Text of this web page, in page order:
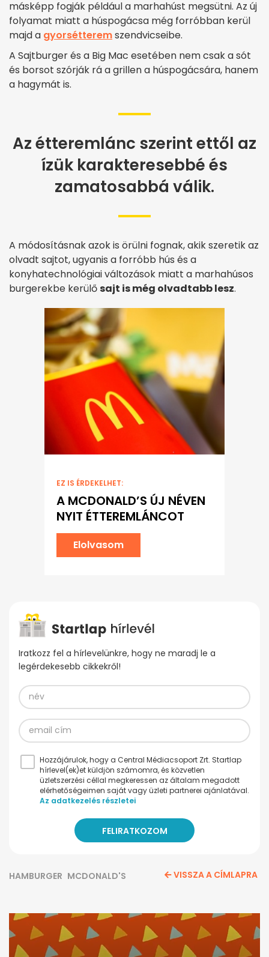
másképp fogják például a marhahúst megsütni. Az új
folyamat miatt a húspogácsa még forróbban kerül
majd a gyorsétteremszendvicseibe.
A Sajtburger és a Big Mac esetében nem csak a sót
és borsot szórják rá a grillen a húspogácsára, hanem
a hagymát is.
Az étteremlánc szerint ettől az
ízük karakteresebbé és
zamatosabbá válik.
A módosításnak azok is örülni fognak, akik szeretik az
olvadt sajtot, ugyanis a forróbb hús és a
konyhatechnológiai változások miatt a marhahúsos
burgerekbe kerülő sajt is még olvadtabb lesz.
EZ IS ÉRDEKELHET:
A MCDONALD’S ÚJ NÉVEN
NYIT ÉTTEREMLÁNCOT
Elolvasom
Iratkozz fel a hírlevelünkre, hogy ne maradj le a
legérdekesebb cikkekről!
Hozzájárulok, hogy a Central Médiacsoport Zrt. Startlap
hírlevel(ek)et küldjön számomra, és közvetlen
üzletszerzési céllal megkeressen az általam megadott
elérhetőségeimen saját vagy üzleti partnerei ajánlatával.
Az adatkezelés részletei
HAMBURGER MCDONALD'S VISSZA A CÍMLAPRA